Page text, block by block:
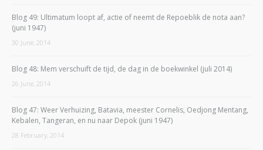
Blog 49: Ultimatum loopt af, actie of neemt de Repoeblik de nota aan?
(juni 1947)
30 June, 2014
Blog 48: Mem verschuift de tijd, de dag in de boekwinkel (juli 2014)
26 June, 2014
Blog 47: Weer Verhuizing, Batavia, meester Cornelis, Oedjong Mentang,
Kebalen, Tangeran, en nu naar Depok (juni 1947)
28 February, 2014